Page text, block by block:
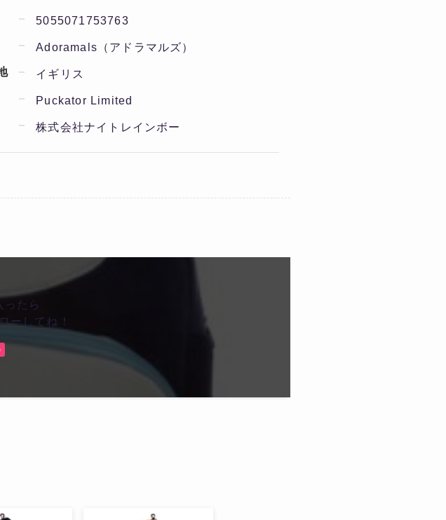
5055071753763
Adoramals（アドラマルズ）
イギリス
Puckator Limited
株式会社ナイトレインボー
ったら
ーしてね！